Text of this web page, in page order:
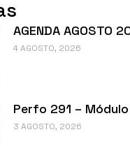
AGENDA AGOSTO
4 AGOSTO, 2026
Perfo 291 – Módulo
3 AGOSTO, 2026